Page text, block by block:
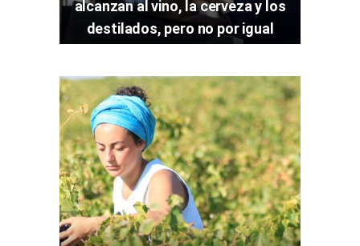
alcanzan al vino, la cerveza y los
destilados, pero no por igual